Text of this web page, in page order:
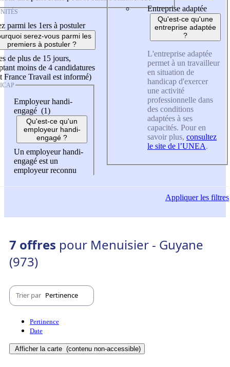
parmi les 1ers à postuler
serez-vous parmi les
premiers à postuler ?
de plus de 15 jours,
moins de 4 candidatures
France Travail est informé)
Employeur handi-
engagé (1)
Qu'est-ce qu'un
employeur handi-
engagé ?
Un employeur handi-
engagé est un
employeur reconnu
Entreprise adaptée
Qu'est-ce qu'une
entreprise adaptée
?
L'entreprise adaptée
permet à un travailleur
en situation de
handicap d'exercer
une activité
professionnelle dans
des conditions
adaptées à ses
capacités. Pour en
savoir plus, consultez
le site de l’UNEA.
Appliquerles filtres
7 offres pour Menuisier - Guyane
(973)
Trier par Pertinence
Pertinence
Date
Afficher la carte (contenu non-accessible)